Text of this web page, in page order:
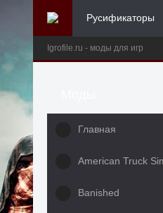
Русификаторы
Igrofile.ru - моды для игр
Главная
American Truck
Banished